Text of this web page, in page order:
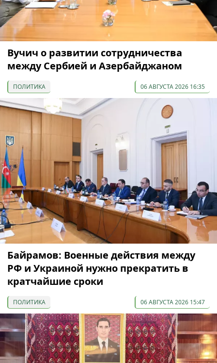
Вучич о развитии сотрудничества
между Сербией и Азербайджаном
ПОЛИТИКА 06 АВГУСТА 2026 16:35
Байрамов: Военные действия между
РФ и Украиной нужно прекратить в
кратчайшие сроки
ПОЛИТИКА 06 АВГУСТА 2026 15:47